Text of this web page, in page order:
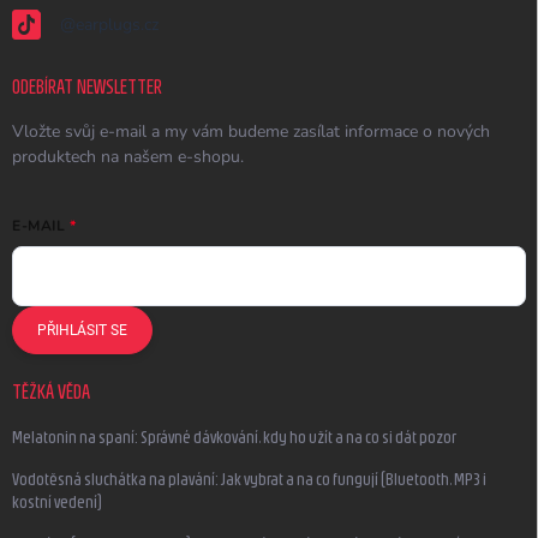
@earplugs.cz
ODEBÍRAT NEWSLETTER
Vložte svůj e-mail a my vám budeme zasílat informace o nových
produktech na našem e-shopu.
E-MAIL
PŘIHLÁSIT SE
TĚŽKÁ VĚDA
Melatonin na spaní: Správné dávkování, kdy ho užít a na co si dát pozor
Vodotěsná sluchátka na plavání: Jak vybrat a na co fungují (Bluetooth, MP3 i
kostní vedení)